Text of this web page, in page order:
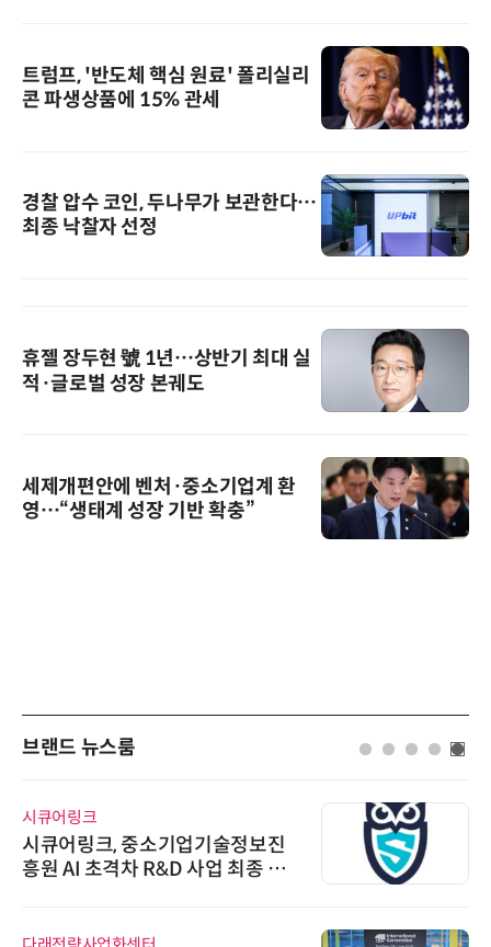
트럼프, '반도체 핵심 원료' 폴리실리
콘 파생상품에 15% 관세
경찰 압수 코인, 두나무가 보관한다…
최종 낙찰자 선정
휴젤 장두현 號 1년…상반기 최대 실
적·글로벌 성장 본궤도
세제개편안에 벤처·중소기업계 환
영…“생태계 성장 기반 확충”
브랜드 뉴스룸
시큐어링크
시큐어링크, 중소기업기술정보진
흥원 AI 초격차 R&D 사업 최종 선